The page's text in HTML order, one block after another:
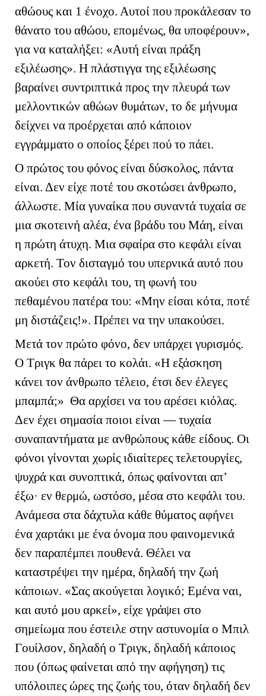
αθώους και 1 ένοχο. Αυτοί που προκάλεσαν το
θάνατο του αθώου, επομένως, θα υποφέρουν»,
για να καταλήξει: «Αυτή είναι πράξη
εξιλέωσης». Η πλάστιγγα της εξιλέωσης
βαραίνει συντριπτικά προς την πλευρά των
μελλοντικών αθώων θυμάτων, το δε μήνυμα
δείχνει να προέρχεται από κάποιον
εγγράμματο ο οποίος ξέρει πού το πάει.
Ο πρώτος του φόνος είναι δύσκολος, πάντα
είναι. Δεν είχε ποτέ του σκοτώσει άνθρωπο,
άλλωστε. Μία γυναίκα που συναντά τυχαία σε
μια σκοτεινή αλέα, ένα βράδυ του Μάη, είναι
η πρώτη άτυχη. Μια σφαίρα στο κεφάλι είναι
αρκετή. Τον δισταγμό του υπερνικά αυτό που
ακούει στο κεφάλι του, τη φωνή του
πεθαμένου πατέρα του: «Μην είσαι κότα, ποτέ
μη διστάζεις!». Πρέπει να την υπακούσει.
Μετά τον πρώτο φόνο, δεν υπάρχει γυρισμός.
Ο Τριγκ θα πάρει το κολάι. «Η εξάσκηση
κάνει τον άνθρωπο τέλειο, έτσι δεν έλεγες
μπαμπά;» Θα αρχίσει να του αρέσει κιόλας.
Δεν έχει σημασία ποιοι είναι — τυχαία
συναπαντήματα με ανθρώπους κάθε είδους. Οι
φόνοι γίνονται χωρίς ιδιαίτερες τελετουργίες,
ψυχρά και συνοπτικά, όπως φαίνονται απ’
έξω· εν θερμώ, ωστόσο, μέσα στο κεφάλι του.
Ανάμεσα στα δάχτυλα κάθε θύματος αφήνει
ένα χαρτάκι με ένα όνομα που φαινομενικά
δεν παραπέμπει πουθενά. Θέλει να
καταστρέψει την ημέρα, δηλαδή την ζωή
κάποιων. «Σας ακούγεται λογικό; Εμένα ναι,
και αυτό μου αρκεί», είχε γράψει στο
σημείωμα που έστειλε στην αστυνομία ο Μπιλ
Γουίλσον, δηλαδή ο Τριγκ, δηλαδή κάποιος
που (όπως φαίνεται από την αφήγηση) τις
υπόλοιπες ώρες της ζωής του, όταν δηλαδή δεν